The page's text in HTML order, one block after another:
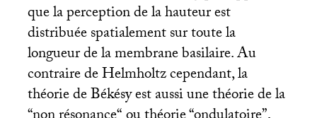
que la perception de la hauteur est
distribuée spatialement sur toute la
longueur de la membrane basilaire. Au
contraire de Helmholtz cependant, la
théorie de Békésy est aussi une théorie de la